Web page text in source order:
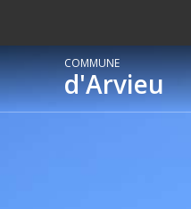
COMMUNE
d'Arvieu